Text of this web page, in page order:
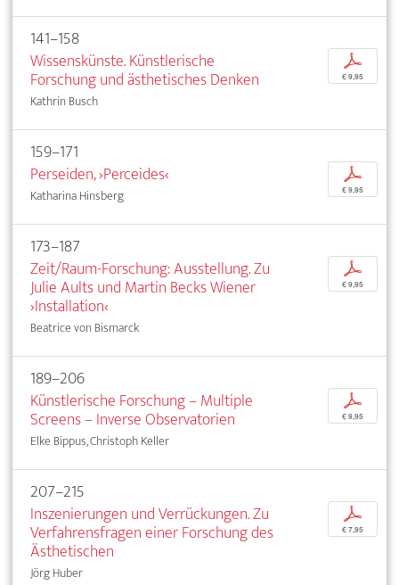
141–158
Wissenskünste. Künstlerische
Forschung und ästhetisches Denken
Kathrin Busch
p
€ 9,95
159–171
Perseiden, ›Perceides‹
Katharina Hinsberg
p
€ 9,95
173–187
Zeit/Raum-Forschung: Ausstellung. Zu
Julie Aults und Martin Becks Wiener
›Installation‹
Beatrice von Bismarck
p
€ 9,95
189–206
Künstlerische Forschung – Multiple
Screens – Inverse Observatorien
Elke Bippus, Christoph Keller
p
€ 9,95
207–215
Inszenierungen und Verrückungen. Zu
Verfahrensfragen einer Forschung des
Ästhetischen
Jörg Huber
p
€ 7,95